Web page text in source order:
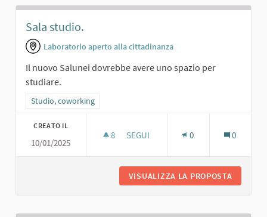
Sala studio.
Laboratorio aperto alla cittadinanza
Il nuovo Salunei dovrebbe avere uno spazio per
studiare.
Filtra i risultati per categoria: Studio, coworking
Studio, coworking
CREATO IL
10/01/2025
8 8 SOSTENITORI
SEGUI 0 0
VISUALIZZA LA PROPOSTA